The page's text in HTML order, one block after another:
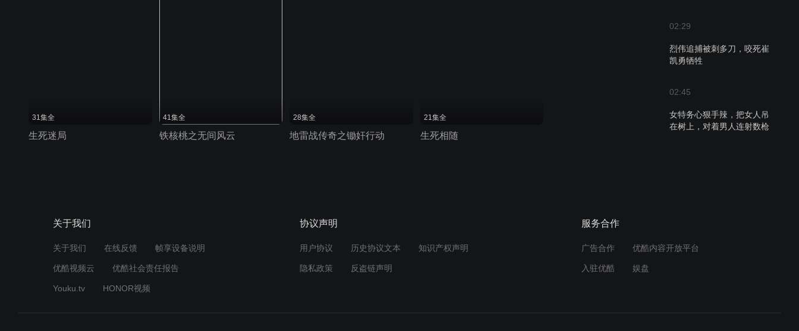
02:29
烈伟追捕被刺多刀，咬死崔
凯勇牺牲
02:45
女特务心狠手辣，把女人吊
在树上，对着男人连射数枪
蒙面女特务秘密潜入，发射
绝地刀锋：解放军上山找土
31集全
生死迷局
41集全
铁核桃之无间风云
28集全
地雷战传奇之锄奸行动
21集全
生死相随
关于我们
关于我们 在线反馈 帧享设备说明
优酷视频云 优酷社会责任报告
Youku.tv HONOR视频
协议声明
用户协议 历史协议文本 知识产权声明
隐私政策 反盗链声明
服务合作
广告合作 优酷内容开放平台
入驻优酷 娱盘